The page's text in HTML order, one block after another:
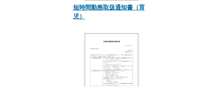
短時間勤務取扱通知書（育
児）